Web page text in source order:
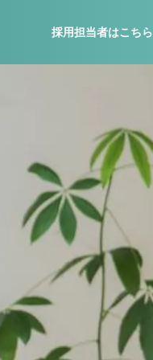
採用担当者はこちら